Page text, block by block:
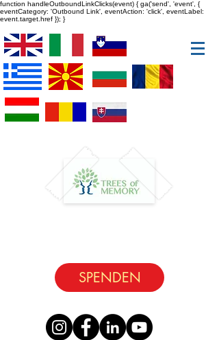
function handleOutboundLinkClicks(event) { ga('send', 'event', {
eventCategory: 'Outbound Link', eventAction: 'click', eventLabel:
event.target.href }); }
SPENDEN